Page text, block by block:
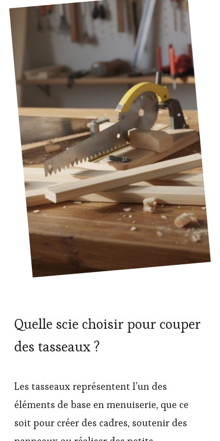
Quelle scie choisir pour couper
des tasseaux ?
Les tasseaux représentent l’un des
éléments de base en menuiserie, que ce
soit pour créer des cadres, soutenir des